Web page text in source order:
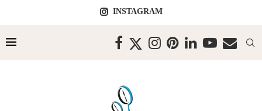
INSTAGRAM